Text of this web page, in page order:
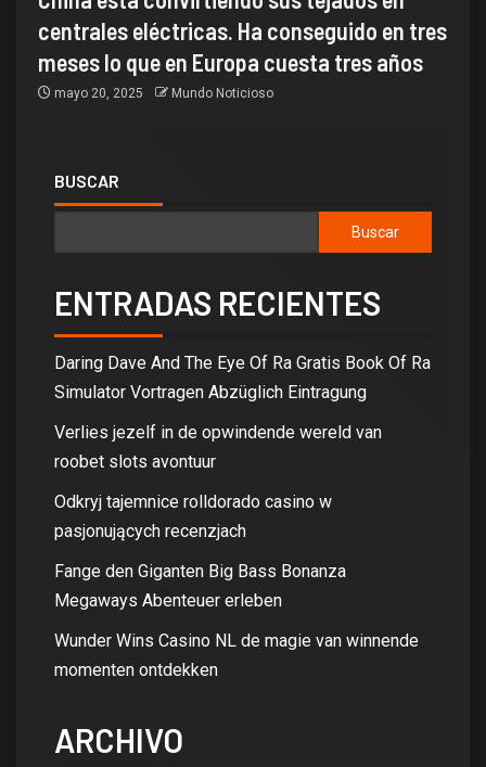
centrales eléctricas. Ha conseguido en tres
meses lo que en Europa cuesta tres años
mayo 20, 2025 Mundo Noticioso
BUSCAR
Buscar
ENTRADAS RECIENTES
Daring Dave And The Eye Of Ra Gratis Book Of Ra
Simulator Vortragen Abzüglich Eintragung
Verlies jezelf in de opwindende wereld van
roobet slots avontuur
Odkryj tajemnice rolldorado casino w
pasjonujących recenzjach
Fange den Giganten Big Bass Bonanza
Megaways Abenteuer erleben
Wunder Wins Casino NL de magie van winnende
momenten ontdekken
ARCHIVO